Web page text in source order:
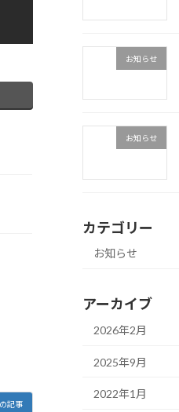
記事
お知らせ
お知らせ
カテゴリー
お知らせ
アーカイブ
2026年2月
2025年9月
2022年1月